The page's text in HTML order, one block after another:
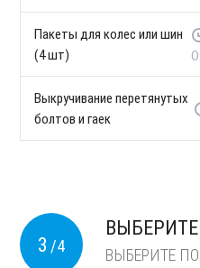
Пакеты для колес или шин
(4 шт)
Выкручивание перетянутых
болтов и гаек
3 /4
ВЫБЕРИТЕ